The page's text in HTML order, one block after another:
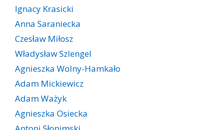
Ignacy Krasicki
Anna Saraniecka
Czesław Miłosz
Władysław Szlengel
Agnieszka Wolny-Hamkało
Adam Mickiewicz
Adam Ważyk
Agnieszka Osiecka